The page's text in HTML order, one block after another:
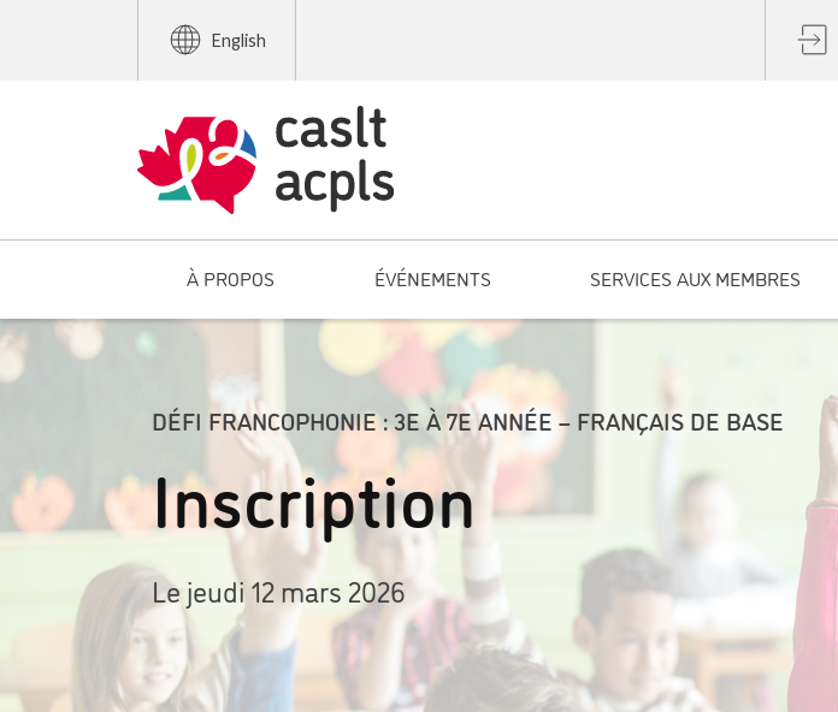
English
À PROPOS ÉVÉNEMENTS SERVICES AUX MEMBRES
DÉFI FRANCOPHONIE : 3E À 7E ANNÉE – FRANÇAIS DE BASE
Inscription
Le jeudi 12 mars 2026